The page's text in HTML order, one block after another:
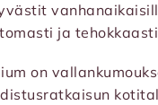
ja
on